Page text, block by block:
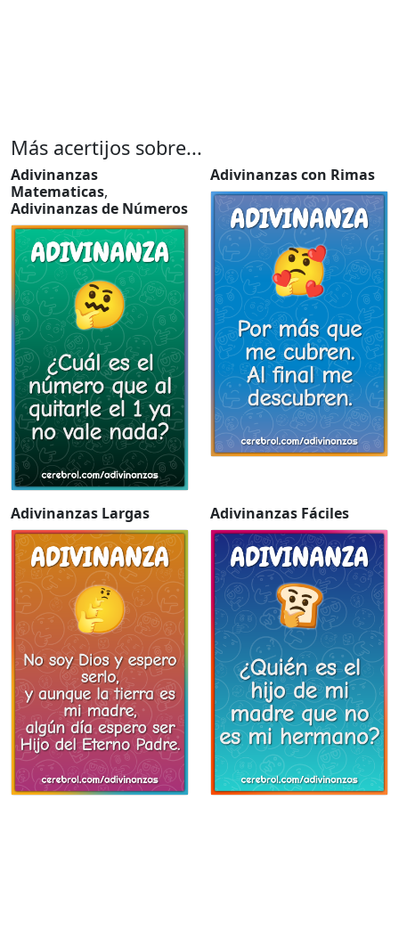
Más acertijos sobre...
Adivinanzas
Matematicas,
Adivinanzas de Números
Adivinanzas con Rimas
Adivinanzas Largas Adivinanzas Fáciles